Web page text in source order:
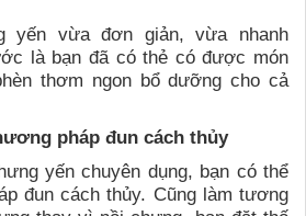
yến vừa đơn giản, vừa nhanh
là bạn đã có thẻ có được món
thơm ngon bổ dưỡng cho cả
pháp đun cách thủy
yến chuyên dụng, bạn có thể
đun cách thủy. Cũng làm tương